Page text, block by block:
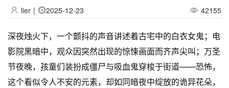
lier | 2025-12-23 42155
深夜烛火下，一个颤抖的声音讲述着古宅中的白衣女鬼；电
影院黑暗中，观众因突然出现的惊悚画面而齐声尖叫；万圣
节夜晚，孩童们装扮成僵尸与吸血鬼穿梭于街道——恐怖，
这个看似令人不安的元素，却如同暗夜中绽放的诡异花朵，